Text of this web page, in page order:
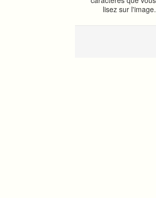
lisez sur l'image.